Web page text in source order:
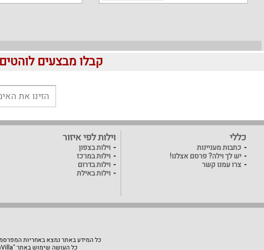
קבלו מבצעים לוהטים ומוזלים עד 70% הנחה
כללי
כתבות מעניינות
יש לך וילה? פרסם אצלנו!
צרו עמנו קשר
וילות לפי איזור
וילות בצפון
וילות במרכז
וילות בדרום
וילות באילת
כל המידע באתר נמצא באחריות
כל העושה שימוש באתר "VillaVilla" אחראי למעשיו, האתר לא יהיה אחראי לתוצאות ובנוסף כל הכתוב בו הוא בגדר המלצה.